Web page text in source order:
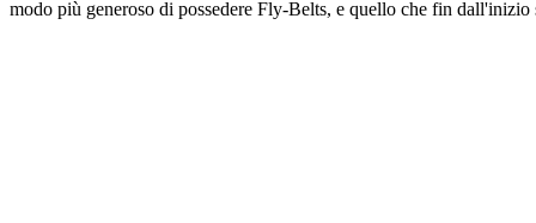
modo più generoso di possedere Fly-Belts, e quello che fin